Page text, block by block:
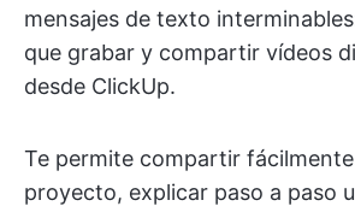
mensajes de texto
que grabar y compartir vídeos
desde ClickUp.
Te permite compartir
proyecto, explicar paso a paso